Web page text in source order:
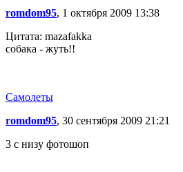
romdom95, 1 октября 2009 13:38
Цитата: mazafakka
собака - жуть!!
Самолеты
romdom95, 30 сентября 2009 21:21
3 c низу фотошоп